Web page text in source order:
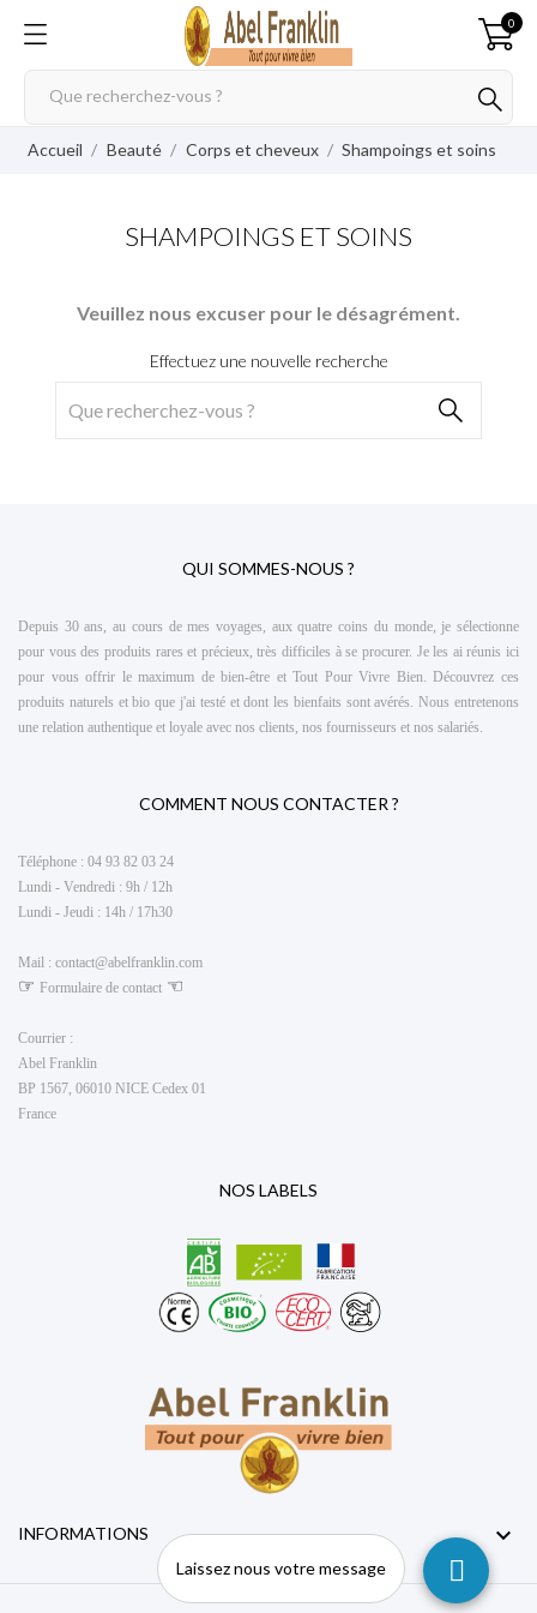
Laissez nous votre message
0
Accueil Beauté Corps et cheveux Shampoings et soins
SHAMPOINGS ET SOINS
Veuillez nous excuser pour le désagrément.
Effectuez une nouvelle recherche
QUI SOMMES-NOUS ?
Depuis 30 ans, au cours de mes voyages, aux quatre coins du monde, je sélectionne
pour vous des produits rares et précieux, très difficiles à se procurer. Je les ai réunis ici
pour vous offrir le maximum debien-être et Tout Pour Vivre Bien. Découvrez ces
produits naturels et bio que j'ai testé et dont les bienfaits sont avérés. Nous entretenons
une relation authentique et loyale avec nos clients, nos fournisseurs et nos salariés.
COMMENT NOUS CONTACTER ?
Téléphone : 04 93 82 03 24
Lundi - Vendredi : 9h / 12h
Lundi - Jeudi : 14h / 17h30
Mail : contact@abelfranklin.com
☞ Formulaire de contact ☜
Courrier :
Abel Franklin
BP 1567, 06010 NICE Cedex 01
France
NOS LABELS
INFORMATIONS 